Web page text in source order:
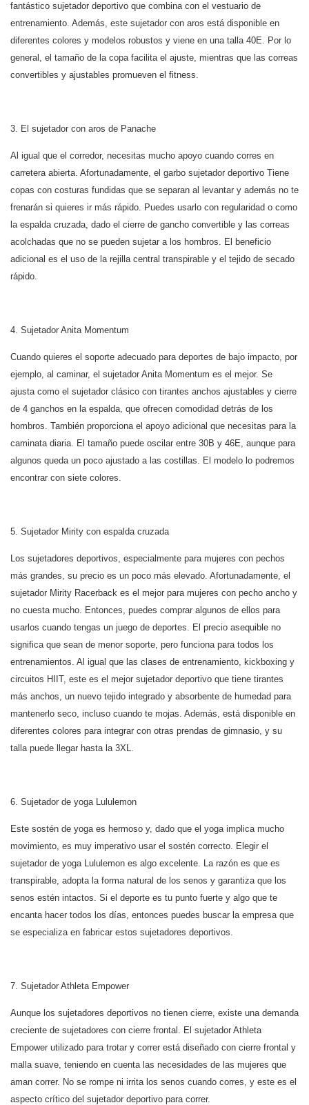
fantástico sujetador deportivo que combina con el vestuario de
entrenamiento. Además, este sujetador con aros está disponible en
diferentes colores y modelos robustos y viene en una talla 40E. Por lo
general, el tamaño de la copa facilita el ajuste, mientras que las correas
convertibles y ajustables promueven el fitness.
3. El sujetador con aros de Panache
Al igual que el corredor, necesitas mucho apoyo cuando corres en
carretera abierta. Afortunadamente, el garbo sujetador deportivo Tiene
copas con costuras fundidas que se separan al levantar y además no te
frenarán si quieres ir más rápido. Puedes usarlo con regularidad o como
la espalda cruzada, dado el cierre de gancho convertible y las correas
acolchadas que no se pueden sujetar a los hombros. El beneficio
adicional es el uso de la rejilla central transpirable y el tejido de secado
rápido.
4. Sujetador Anita Momentum
Cuando quieres el soporte adecuado para deportes de bajo impacto, por
ejemplo, al caminar, el sujetador Anita Momentum es el mejor. Se
ajusta como el sujetador clásico con tirantes anchos ajustables y cierre
de 4 ganchos en la espalda, que ofrecen comodidad detrás de los
hombros. También proporciona el apoyo adicional que necesitas para la
caminata diaria. El tamaño puede oscilar entre 30B y 46E, aunque para
algunos queda un poco ajustado a las costillas. El modelo lo podremos
encontrar con siete colores.
5. Sujetador Mirity con espalda cruzada
Los sujetadores deportivos, especialmente para mujeres con pechos
más grandes, su precio es un poco más elevado. Afortunadamente, el
sujetador Mirity Racerback es el mejor para mujeres con pecho ancho y
no cuesta mucho. Entonces, puedes comprar algunos de ellos para
usarlos cuando tengas un juego de deportes. El precio asequible no
significa que sean de menor soporte, pero funciona para todos los
entrenamientos. Al igual que las clases de entrenamiento, kickboxing y
circuitos HIIT, este es el mejor sujetador deportivo que tiene tirantes
más anchos, un nuevo tejido integrado y absorbente de humedad para
mantenerlo seco, incluso cuando te mojas. Además, está disponible en
diferentes colores para integrar con otras prendas de gimnasio, y su
talla puede llegar hasta la 3XL.
6. Sujetador de yoga Lululemon
Este sostén de yoga es hermoso y, dado que el yoga implica mucho
movimiento, es muy imperativo usar el sostén correcto. Elegir el
sujetador de yoga Lululemon es algo excelente. La razón es que es
transpirable, adopta la forma natural de los senos y garantiza que los
senos estén intactos. Si el deporte es tu punto fuerte y algo que te
encanta hacer todos los días, entonces puedes buscar la empresa que
se especializa en fabricar estos sujetadores deportivos.
7. Sujetador Athleta Empower
Aunque los sujetadores deportivos no tienen cierre, existe una demanda
creciente de sujetadores con cierre frontal. El sujetador Athleta
Empower utilizado para trotar y correr está diseñado con cierre frontal y
malla suave, teniendo en cuenta las necesidades de las mujeres que
aman correr. No se rompe ni irrita los senos cuando corres, y este es el
aspecto crítico del sujetador deportivo para correr.